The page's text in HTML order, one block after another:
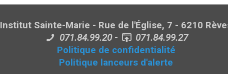
Institut Sainte-Marie - Rue de l'Église, 7 - 6210
071.84.99.20 -
071.84.99.27
Politique de confidentialité
Politique lanceurs d'alerte